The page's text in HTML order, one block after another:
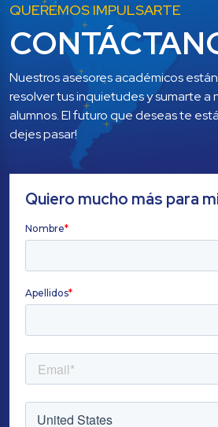
QUEREMOS IMPULSARTE
Nuestros asesores académicos
resolver tus inquietudes y sumarte a
alumnos. El futuro que deseas te
dejes pasar!
Quiero mucho más para